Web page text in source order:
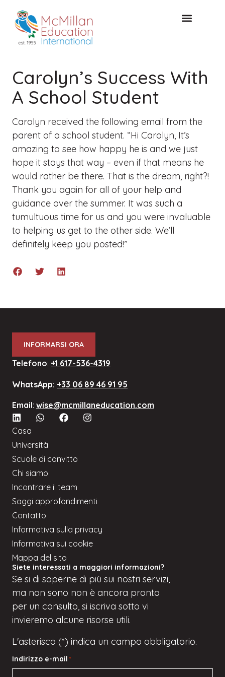
Carolyn’s Success With
A School Student
Carolyn received the following email from the
parent of a school student. “Hi Carolyn, It’s
amazing to see how happy he is and we just
hope it stays that way – even if that means he
would rather be there. That is the dream, right?!
Thank you again for all of your help and
guidance over the summer. It was such a
tumultuous time for us and you were invaluable
to helping us get to the other side. We’ll
definitely keep you posted!”
INFORMARSI ORA
Telefono: +1 617-536-4319
WhatsApp: +33 06 89 46 91 95
Email: wise@mcmillaneducation.com
Casa
Università
Scuole di convitto
Chi siamo
Incontrare il team
Saggi approfondimenti
Contatto
Informativa sulla privacy
Informativa sui cookie
Mappa del sito
Siete interessati a maggiori informazioni?
Se si di saperne di più sui nostri servizi,
ma non sono non è ancora pronto
per un consulto, si iscriva sotto vi
invieremo alcune risorse utili.
L'asterisco (*) indica un campo obbligatorio.
Indirizzo e-mail*